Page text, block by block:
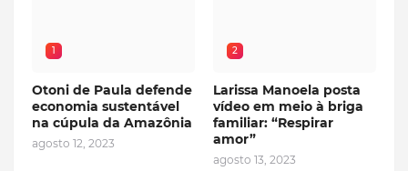
1
Otoni de Paula defende
economia sustentável
na cúpula da Amazônia
agosto 12, 2023
2
Larissa Manoela posta
vídeo em meio à briga
familiar: “Respirar
amor”
agosto 13, 2023